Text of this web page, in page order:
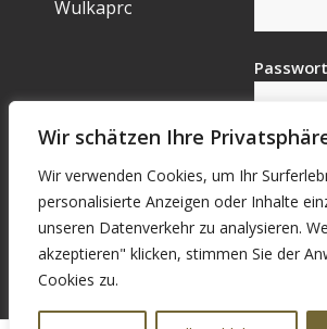
Wir schätzen Ihre
Wir verwenden Cookies, um Ihr
personalisierte Anzeigen oder Inhalte
unseren Datenverkehr zu analysieren.
akzeptieren" klicken, stimmen Sie der
Cookies zu.
Wulkaprodersdorf
Passwort